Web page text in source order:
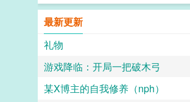
最新更新
礼物
游戏降临：开局一把破木弓
某X博主的自我修养（nph）